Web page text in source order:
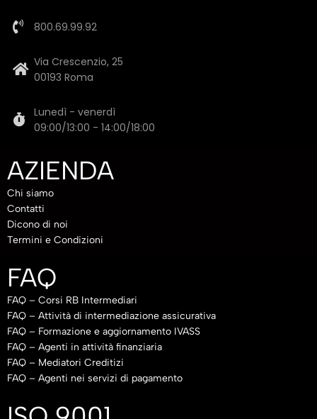
800.69.99.92
Via Crescenzio, 25
00193 Roma
Lunedì - venerdì
09:00/13:00 - 14:00/18:00
AZIENDA
Chi siamo
Contatti
Dicono di noi
Termini e Condizioni
FAQ
FAQ – Corsi RB Intermediari
FAQ – Attività di intermediazione assicurativa
FAQ – Formazione e aggiornamento IVASS
FAQ – Agenti in attività finanziaria
FAQ – Mediatori Creditizi
FAQ – Agenti nei servizi di pagamento